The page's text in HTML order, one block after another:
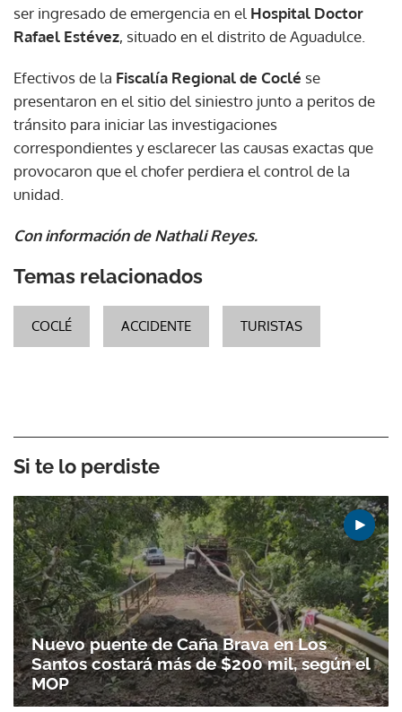
ser ingresado de emergencia en el Hospital Doctor
Rafael Estévez, situado en el distrito de Aguadulce.
Efectivos de la Fiscalía Regional de Coclé se
presentaron en el sitio del siniestro junto a peritos de
tránsito para iniciar las investigaciones
correspondientes y esclarecer las causas exactas que
provocaron que el chofer perdiera el control de la
unidad.
Con información de Nathali Reyes.
Temas relacionados
COCLÉ ACCIDENTE TURISTAS
Si te lo perdiste
Nuevo puente de Caña Brava en Los
Santos costará más de $200 mil, según el
MOP